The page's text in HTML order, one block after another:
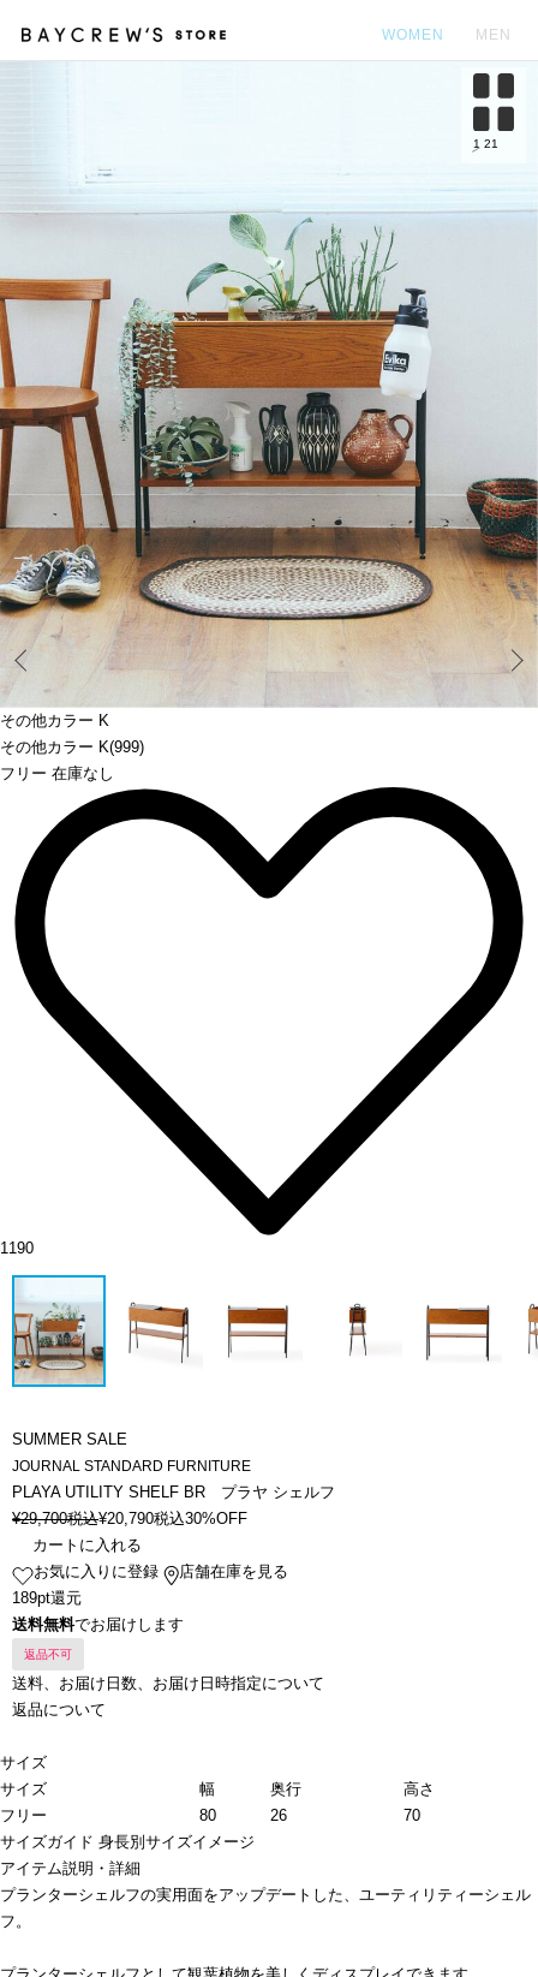
WOMEN MEN
その他カラー K
その他カラー K(999)
フリー 在庫なし
1 21
1190
SUMMER SALE
JOURNAL STANDARD FURNITURE
PLAYA UTILITY SHELF BR プラヤ シェルフ
¥29,700税込¥20,790税込30%OFF
カートに入れる
お気に入りに登録
店舗在庫を見る
189pt還元
送料無料でお届けします
返品不可
送料、お届け日数、お届け日時指定について
返品について
サイズ
サイズ
幅 奥行
高さ
フリー
80 26
70
サイズガイド 身長別サイズイメージ
アイテム説明・詳細
プランターシェルフの実用面をアップデートした、ユーティリティーシェル
フ。